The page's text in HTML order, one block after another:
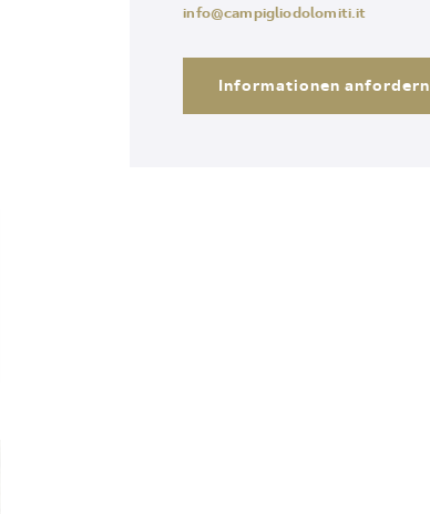
info@campigliodolomiti.it
Informationen anfordern